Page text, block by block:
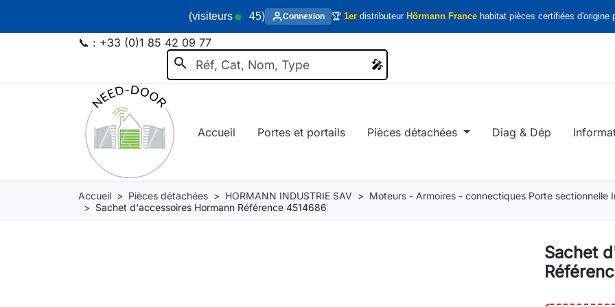
(visiteurs 45) Connexion 🏆 1er distributeur Hörmann France habitat pièces certifiées d'origine
search 🎤
🎤
📞 : +33 (0)1 85 42 09 77
Accueil Portes et portails Pièces détachées Diag & Dép
Accueil Pièces détachées HORMANN INDUSTRIE SAV
Moteurs - Armoires - connectiques Porte sectionnelle
Sachet d'accessoires Hormann Référence 4514686
Sachet